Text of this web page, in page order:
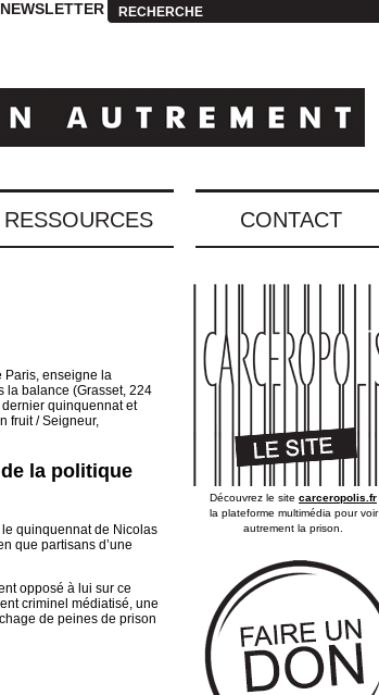
NEWSLETTER RECHERCHE
RESSOURCES CONTACT
Paris, enseigne la
la balance (Grasset, 224
quinquennat et
fruit / Seigneur,
la politique
quinquennat de Nicolas
que partisans d’une
opposé à lui sur ce
criminel médiatisé, une
de peines de prison
Découvrez le site carceropolis.fr
la plateforme multimédia pour voir
autrement la prison.